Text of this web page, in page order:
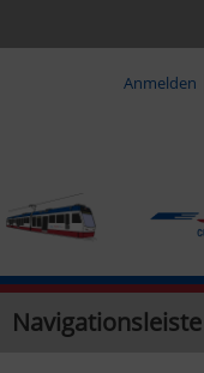
Anmelden
Navigationsleiste